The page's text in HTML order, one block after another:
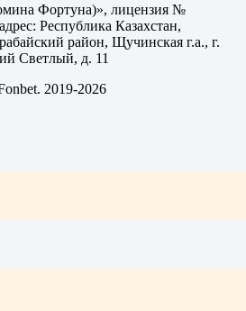
Фортуна)», лицензия №
Республика Казахстан,
район, Щучинская г.а., г.
Светлый, д. 11
2019-2026